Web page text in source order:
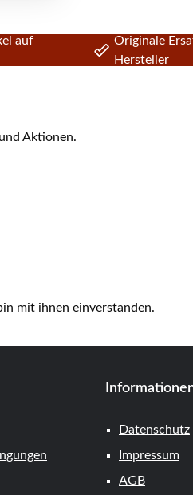
auf
Originale
Hersteller
Aktionen.
mit ihnen einverstanden.
Datenschutz
Impressum
AGB